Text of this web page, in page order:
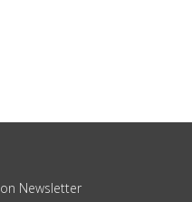
Newsletter